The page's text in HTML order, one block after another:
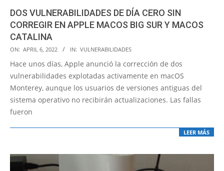
DOS VULNERABILIDADES DE DÍA CERO SIN
CORREGIR EN APPLE MACOS BIG SUR Y MACOS
CATALINA
2022-
04-
ON: APRIL 6, 2022 IN: VULNERABILIDADES
Hace unos días, Apple anunció la corrección de dos
vulnerabilidades explotadas activamente en macOS
Monterey, aunque los usuarios de versiones antiguas del
sistema operativo no recibirán actualizaciones. Las fallas
fueron
LEER MÁS